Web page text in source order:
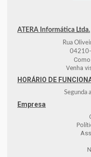
ATERA Informática Ltda.
Rua
Venha
HORÁRIO DE
Segunda
Empresa